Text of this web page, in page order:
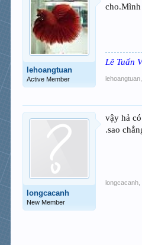
lehoangtuan
Active Member
cho.Mình
Lê Tuấn
lehoangtuan
longcacanh
New Member
vậy hả
.sao
longcacanh